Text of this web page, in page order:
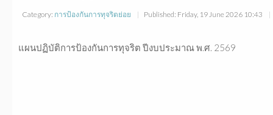
Category: การป้องกันการทุจริตย่อย Published: Friday, 19 June 2026 10:43
แผนปฏิบัติการป้องกันการทุจริต ปีงบประมาณ พ.ศ. 2569